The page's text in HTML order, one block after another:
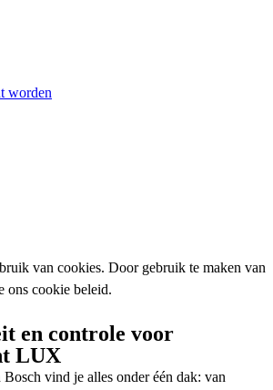
worden
van cookies. Door gebruik te maken van
ons cookie beleid.
en controle voor
LUX
vind je alles onder één dak: van